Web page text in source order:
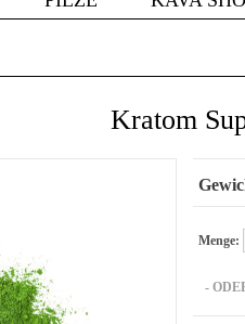
Kratom
Menge:
-